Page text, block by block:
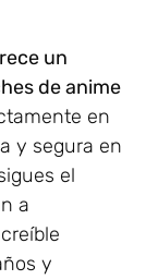
un
de anime
en
y segura en
el
a
y